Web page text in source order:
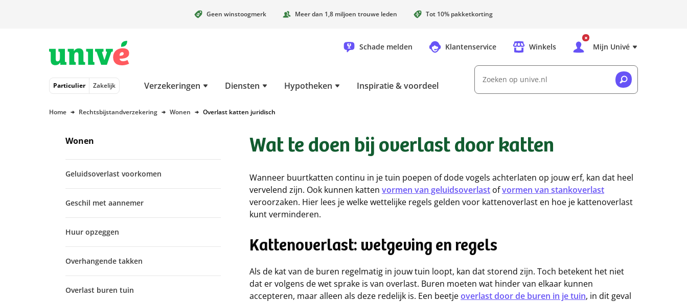
Geen winstoogmerk Meer dan 1,8 miljoen trouwe leden Tot 10% pakketkorting
Schade melden Klantenservice Winkels Mijn Univé
Particulier Zakelijk Verzekeringen Diensten Hypotheken Inspiratie & voordeel
Zoeken op unive.nl
Home Rechtsbijstandverzekering Wonen Overlast katten juridisch
Wonen
Geluidsoverlast voorkomen
Geschil met aannemer
Huur opzeggen
Overhangende takken
Overlast buren tuin
Wat te doen bij overlast door katten
Wanneer buurtkatten continu in je tuin poepen of dode vogels achterlaten op jouw erf, kan dat heel
vervelend zijn. Ook kunnen katten vormen van geluidsoverlast ofvormen van stankoverlast
veroorzaken. Hier lees je welke wettelijke regels gelden voor kattenoverlast en hoe je kattenoverlast
kunt verminderen.
Kattenoverlast: wetgeving en regels
Als de kat van de buren regelmatig in jouw tuin loopt, kan dat storend zijn. Toch betekent het niet
dat er volgens de wet sprake is van overlast. Buren moeten wat hinder van elkaar kunnen
accepteren, maar alleen als deze redelijk is. Een beetjeoverlast door de buren in je tuin, in dit geval